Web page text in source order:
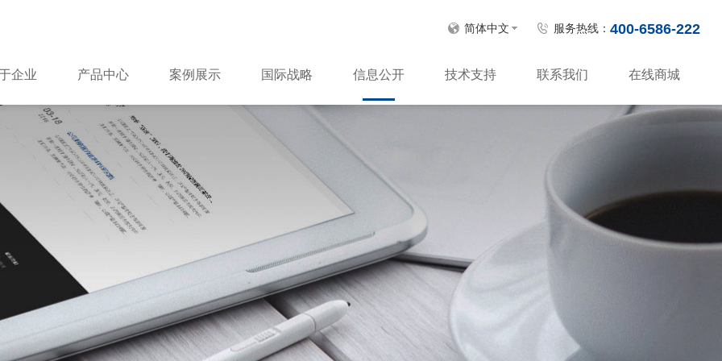
简体中文 服务热线：400-6586-222
企业 产品中心 案例展示 国际战略 信息公开 技术支持 联系我们 在线商城